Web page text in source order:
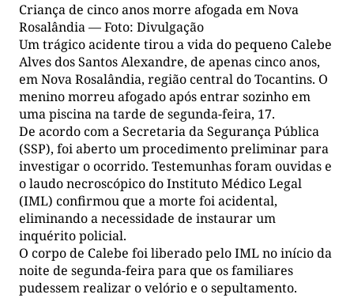
Criança de cinco anos morre afogada em Nova
Rosalândia — Foto: Divulgação
Um trágico acidente tirou a vida do pequeno Calebe
Alves dos Santos Alexandre, de apenas cinco anos,
em Nova Rosalândia, região central do Tocantins. O
menino morreu afogado após entrar sozinho em
uma piscina na tarde de segunda-feira, 17.
De acordo com a Secretaria da Segurança Pública
(SSP), foi aberto um procedimento preliminar para
investigar o ocorrido. Testemunhas foram ouvidas e
o laudo necroscópico do Instituto Médico Legal
(IML) confirmou que a morte foi acidental,
eliminando a necessidade de instaurar um
inquérito policial.
O corpo de Calebe foi liberado pelo IML no início da
noite de segunda-feira para que os familiares
pudessem realizar o velório e o sepultamento.